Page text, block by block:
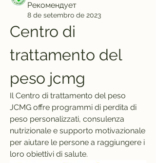
Рекомендует
8 de setembro de 2023
Centro di
trattamento del
peso jcmg
Il Centro di trattamento del peso
JCMG offre programmi di perdita di
peso personalizzati, consulenza
nutrizionale e supporto motivazionale
per aiutare le persone a raggiungere i
loro obiettivi di salute.